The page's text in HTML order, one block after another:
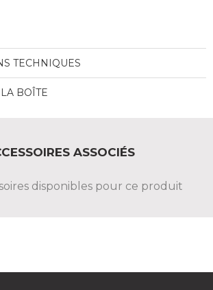
TECHNIQUES
BOÎTE
ASSOCIÉS
disponibles pour ce produit